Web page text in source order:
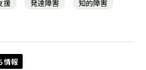
援 発達障害
知的障害
情報